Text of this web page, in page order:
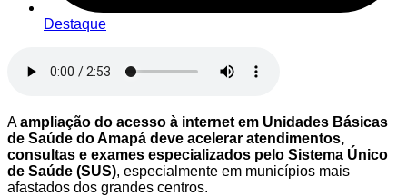
Destaque
Aampliação do acesso à internet em Unidades Básicas
de Saúde do Amapá deve acelerar atendimentos,
consultas e exames especializados pelo Sistema Único
de Saúde (SUS), especialmente em municípios mais
afastados dos grandes centros.